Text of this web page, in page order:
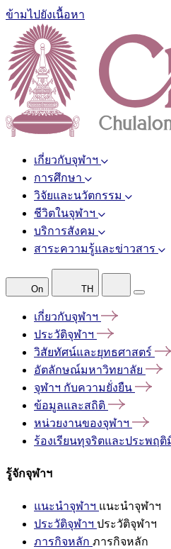
ข้ามไปยังเนื้อหา
เกี่ยวกับจุฬาฯ
การศึกษา
วิจัยและนวัตกรรม
ชีวิตในจุฬาฯ
บริการสังคม
สาระความรู้และข่าวสาร
On TH
เกี่ยวกับจุฬาฯ
ประวัติจุฬาฯ
วิสัยทัศน์และยุทธศาสตร์
อัตลักษณ์มหาวิทยาลัย
จุฬาฯ กับความยั่งยืน
ข้อมูลและสถิติ
หน่วยงานของจุฬาฯ
ร้องเรียนทุจริตและประพฤ
รู้จักจุฬาฯ
แนะนำจุฬาฯ แนะนำจุฬาฯ
ประวัติจุฬาฯ ประวัติจุฬาฯ
ภารกิจหลัก ภารกิจหลัก